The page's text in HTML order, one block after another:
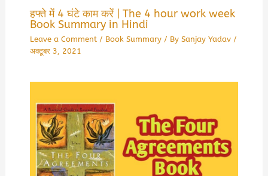
हफ्ते में 4 घंटे काम करें | The 4 hour work week
Book Summary in Hindi
Leave a Comment / Book Summary/ By Sanjay Yadav /
अक्टूबर 3, 2021